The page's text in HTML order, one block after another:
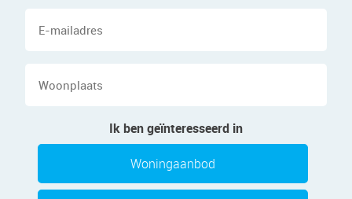
Ik ben geïnteresseerd in
Woningaanbod